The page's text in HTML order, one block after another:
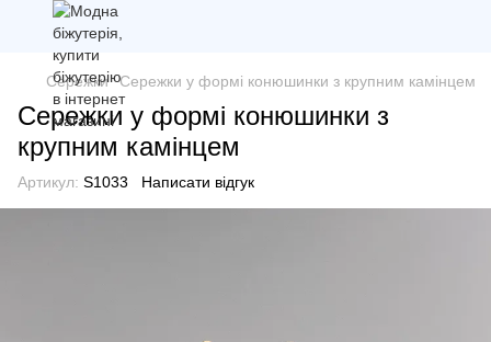
Сережки Сережки у формі конюшинки з крупним камінцем
Сережки у формі конюшинки з
крупним камінцем
Артикул: S1033 Написати відгук